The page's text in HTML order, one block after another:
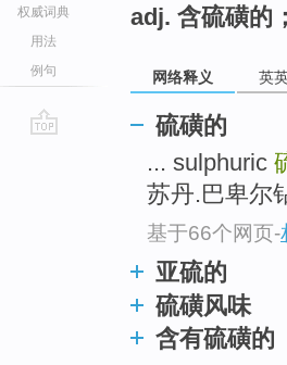
权威词典
用法
例句
adj. 含硫磺的
网络释义 英
硫磺的
... sulphuric
苏丹.巴卑尔
基于66个网页-
亚硫的
硫磺风味
含有硫磺的